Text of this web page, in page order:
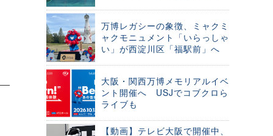
万博レガシーの象徴、ミャクミ
ャクモニュメント「いらっしゃ
い」が西淀川区「福駅前」へ
大阪・関西万博メモリアルイベ
ント開催へ USJでコブクロら
ライブも
【動画】テレビ大阪で開催中、